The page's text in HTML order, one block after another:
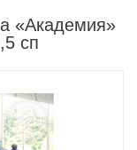
«Академия»
сп